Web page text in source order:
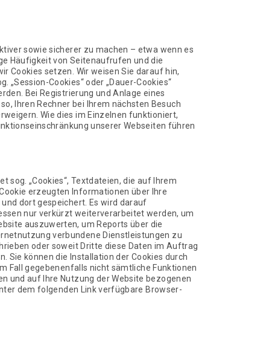
sowie sicherer zu machen – etwa wenn es
Häufigkeit von Seitenaufrufen und die
Cookies setzen. Wir weisen Sie darauf hin,
Cookies“ oder „Dauer-Cookies“
Bei Registrierung und Anlage eines
Ihren Rechner bei Ihrem nächsten Besuch
Wie dies im Einzelnen funktioniert,
unserer Webseiten führen
sog. „Cookies“, Textdateien, die auf Ihrem
erzeugten Informationen über Ihre
dort gespeichert. Es wird darauf
nur verkürzt weiterverarbeitet werden, um
auszuwerten, um Reports über die
verbundene Dienstleistungen zu
oder soweit Dritte diese Daten im Auftrag
Sie können die Installation der Cookies durch
Fall gegebenenfalls nicht sämtliche Funktionen
und auf Ihre Nutzung der Website bezogenen
dem folgenden Link verfügbare Browser-